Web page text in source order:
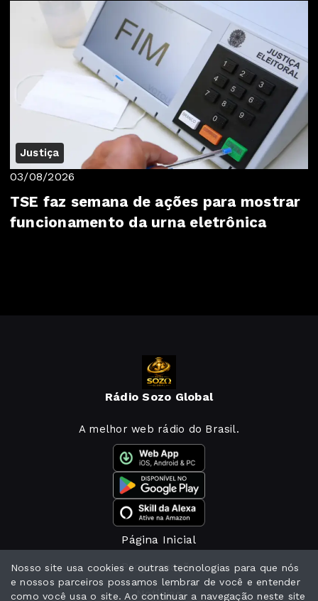
Justiça
03/08/2026
TSE faz semana de ações para mostrar
funcionamento da urna eletrônica
Rádio Sozo Global
A melhor web rádio do Brasil.
Página Inicial
Programação
Notícias
Nosso site usa cookies e outras tecnologias para que nós
e nossos parceiros possamos lembrar de você e entender
como você usa o site. Ao continuar a navegação neste site